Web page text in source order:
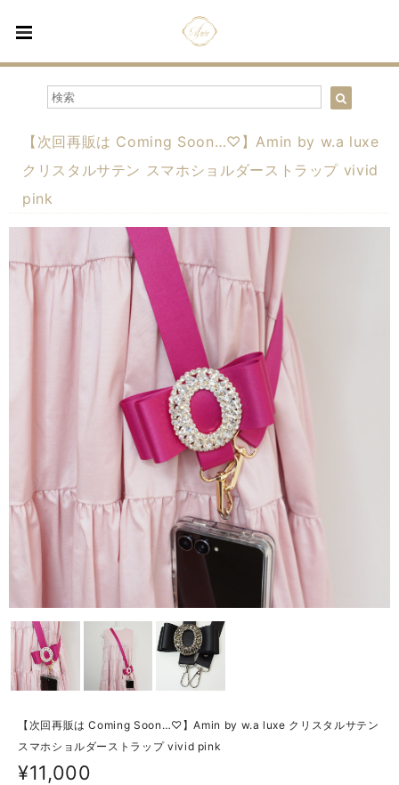
【次回再販は Coming Soon…♡】Amin by w.a luxe
クリスタルサテン スマホショルダーストラップ vivid
pink
【次回再販は Coming Soon…♡】Amin by w.a luxe クリスタルサテン
スマホショルダーストラップ vivid pink
¥11,000